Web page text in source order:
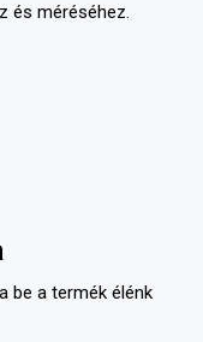
és méréséhez.
be a termék élénk